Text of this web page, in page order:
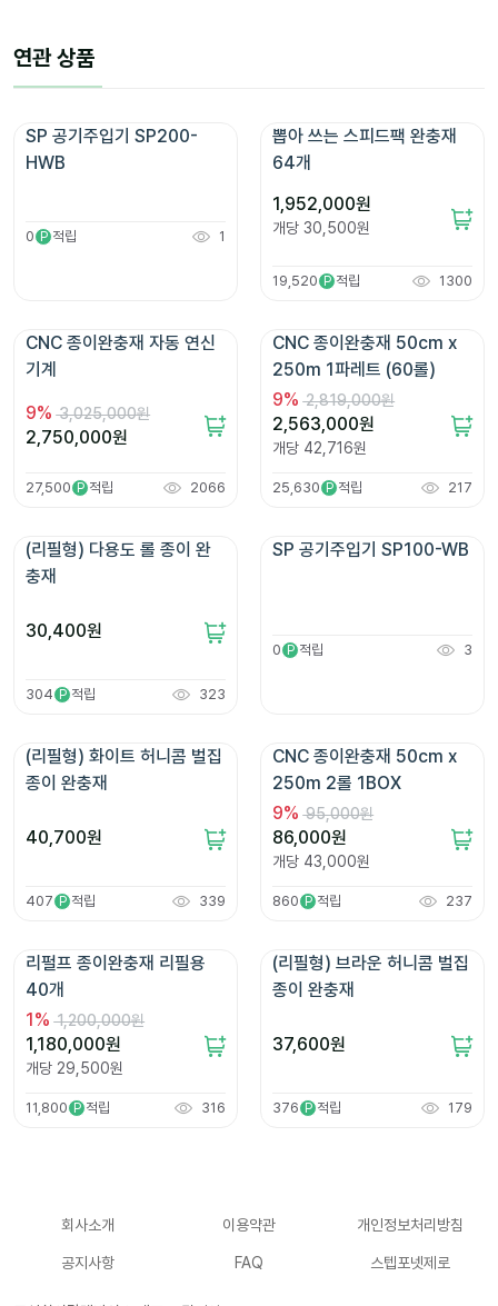
연관 상품
SP 공기주입기 SP200-
HWB
0 P 적립 1
뽑아 쓰는 스피드팩 완충재
64개
1,952,000원
개당 30,500원
19,520 P 적립 1300
CNC 종이완충재 자동 연신
기계
9% 3,025,000원
2,750,000원
27,500 P 적립 2066
CNC 종이완충재 50cm x
250m 1파레트 (60롤)
9% 2,819,000원
2,563,000원
개당 42,716원
25,630 P 적립 217
(리필형) 다용도 롤 종이 완
충재
30,400원
304 P 적립 323
SP 공기주입기 SP100-WB
0 P 적립 3
(리필형) 화이트 허니콤 벌집
종이 완충재
40,700원
407 P 적립 339
CNC 종이완충재 50cm x
250m 2롤 1BOX
9% 95,000원
86,000원
개당 43,000원
860 P 적립 237
리펄프 종이완충재 리필용
40개
1% 1,200,000원
1,180,000원
개당 29,500원
11,800 P 적립 316
(리필형) 브라운 허니콤 벌집
종이 완충재
37,600원
376 P 적립 179
회사소개 이용약관 개인정보처리방침
공지사항 FAQ 스텝포넷제로